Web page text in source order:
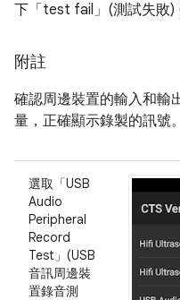
下「test fail」(測試失敗)
附註
確認周邊裝置的輸入和輸
量，正確顯示錄製的訊號。
選取「USB
Audio
Peripheral
Record
Test」(USB
音訊周邊裝
置錄音測